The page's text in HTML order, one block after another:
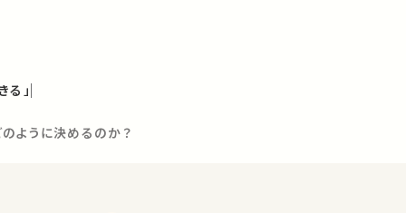
」
ように決めるのか？